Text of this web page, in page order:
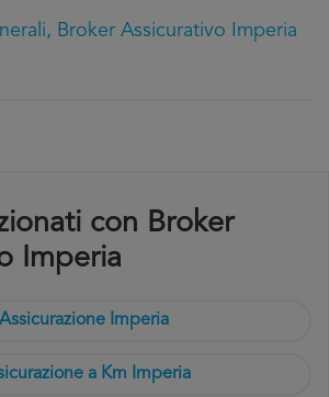
Broker Assicurativo Imperia
con Broker
Imperia
Assicurazione Imperia
a Km Imperia